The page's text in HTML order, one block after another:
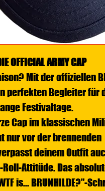
OFFICIAL ARMY CAP
Mit der offiziellen
perfekten Begleiter für
Festivaltage.
Cap im klassischen
nur vor der brennenden
deinem Outfit
Attitüde. Das
is... BRUNHILDE?"-